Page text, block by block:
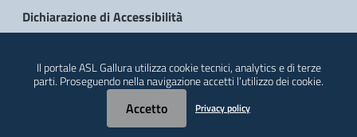
Dichiarazione di Accessibilità
Il portale ASL Gallura utilizza cookie tecnici, analytics e di terze
parti. Proseguendo nella navigazione accetti l’utilizzo dei cookie.
Accetto Privacy policy